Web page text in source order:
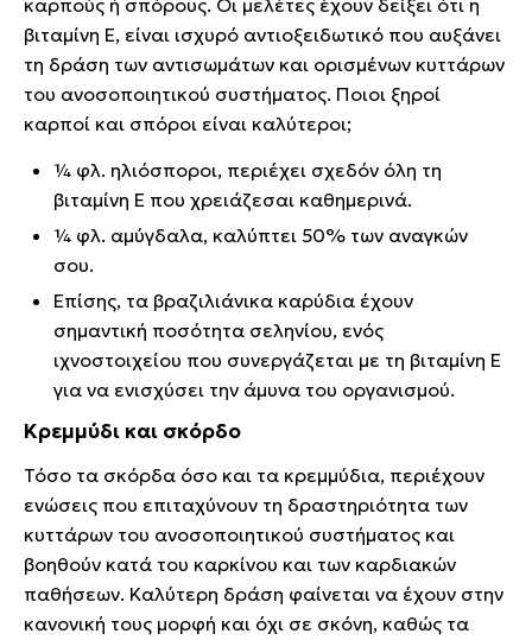
καρπούς ή σπόρους. Οι μελέτες έχουν δείξει ότι η
βιταμίνη Ε, είναι ισχυρό αντιοξειδωτικό που αυξάνει
τη δράση των αντισωμάτων και ορισμένων κυττάρων
του ανοσοποιητικού συστήματος. Ποιοι ξηροί
καρποί και σπόροι είναι καλύτεροι;
¼ φλ. ηλιόσποροι, περιέχει σχεδόν όλη τη
βιταμίνη Ε που χρειάζεσαι καθημερινά.
¼ φλ. αμύγδαλα, καλύπτει 50% των αναγκών
σου.
Επίσης, τα βραζιλιάνικα καρύδια έχουν
σημαντική ποσότητα σεληνίου, ενός
ιχνοστοιχείου που συνεργάζεται με τη βιταμίνη Ε
για να ενισχύσει την άμυνα του οργανισμού.
Κρεμμύδι και σκόρδο
Τόσο τα σκόρδα όσο και τα κρεμμύδια, περιέχουν
ενώσεις που επιταχύνουν τη δραστηριότητα των
κυττάρων του ανοσοποιητικού συστήματος και
βοηθούν κατά του καρκίνου και των καρδιακών
παθήσεων. Καλύτερη δράση φαίνεται να έχουν στην
κανονική τους μορφή και όχι σε σκόνη, καθώς τα